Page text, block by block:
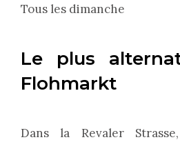
Tous les dimanche
Le plus
Flohmarkt
Dans la Revaler